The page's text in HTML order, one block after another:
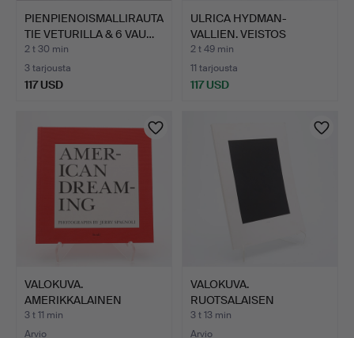
PIENPIENOISMALLIRAUTA
TIE VETURILLA & 6 VAU…
2 t 30 min
3 tarjousta
117 USD
ULRICA HYDMAN-
VALLIEN. VEISTOS
"HUSGUD" KÄ…
2 t 49 min
11 tarjousta
117 USD
VALOKUVA.
AMERIKKALAINEN
VALOKUVAAJA JERRY…
3 t 11 min
Arvio
VALOKUVA.
RUOTSALAISEN
VALOKUVAAJAN DAWIDI…
3 t 13 min
Arvio